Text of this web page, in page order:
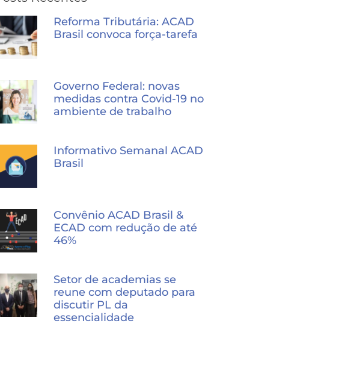
Reforma Tributária: ACAD
Brasil convoca força-tarefa
Governo Federal: novas
medidas contra Covid-19 no
ambiente de trabalho
Informativo Semanal ACAD
Brasil
Convênio ACAD Brasil &
ECAD com redução de até
46%
Setor de academias se
reune com deputado para
discutir PL da
essencialidade